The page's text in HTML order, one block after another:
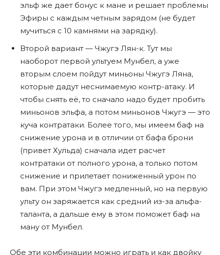
эльф же дает бонус к мане и решает проблемы
Эфиры с каждым четным зарядом (не будет
мучиться с 10 камнями на зарядку).
Второй вариант — Чжугэ Лян-к. Тут мы
наоборот первой ультуем Мунбел, а уже
вторым слоем пойдут миньоны Чжугэ Ляна,
которые дадут неснимаемую контр-атаку. И
чтобы снять еë, то сначало надо будет пробить
миньонов эльфа, а потом миньонов Чжугэ — это
куча контратаки. Более того, мы имеем баф на
снижение урона и в отличии от бафа брони
(привет Хульда) сначала идет расчет
контратаки от полного урона, а только потом
снижение и прилетает пониженный урон по
вам. При этом Чжугэ медленный, но на первую
ульту он заряжается как средний из-за альфа-
таланта, а дальше ему в этом поможет баф на
ману от Мунбел.
Обе эти комбинации можно играть и как двойку